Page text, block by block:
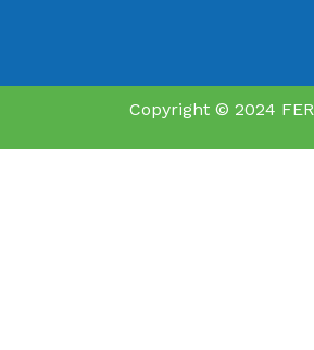
Copyright © 2024